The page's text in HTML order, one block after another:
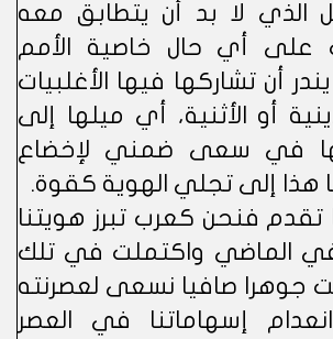
الذي لا بد أن يتطابق معه
على أي حال خاصية الأمم
يندر أن تشاركها فيها الأغلبيات
أو الأثنية، أي ميلها إلى
في سعى ضمني لإخضاع
هذا إلى تجلي الهوية كقوة.
فنحن كعرب تبرز هويتنا
الماضي واكتملت في تلك
جوهرا صافيا نسعى لعصرنته
إسهاماتنا في العصر